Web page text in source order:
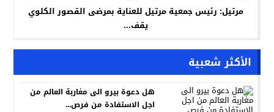
مرتيل: رئيس جمعية مرتيل للعناية بمرضى القصور الكلوي
يقف...
الأكثر شعبية
هل دعوة بيرو الى مغاربة العالم من
اجل الاستفادة من فرص...